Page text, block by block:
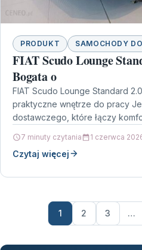
PRODUKT SAMOCHODY
FIAT Scudo Lounge
Bogata o
FIAT Scudo Lounge Standard
praktyczne wnętrze do pracy
dostawczego, które łączy
7 minuty czytania 1 czerwca
Czytaj więcej
1 2 3 …